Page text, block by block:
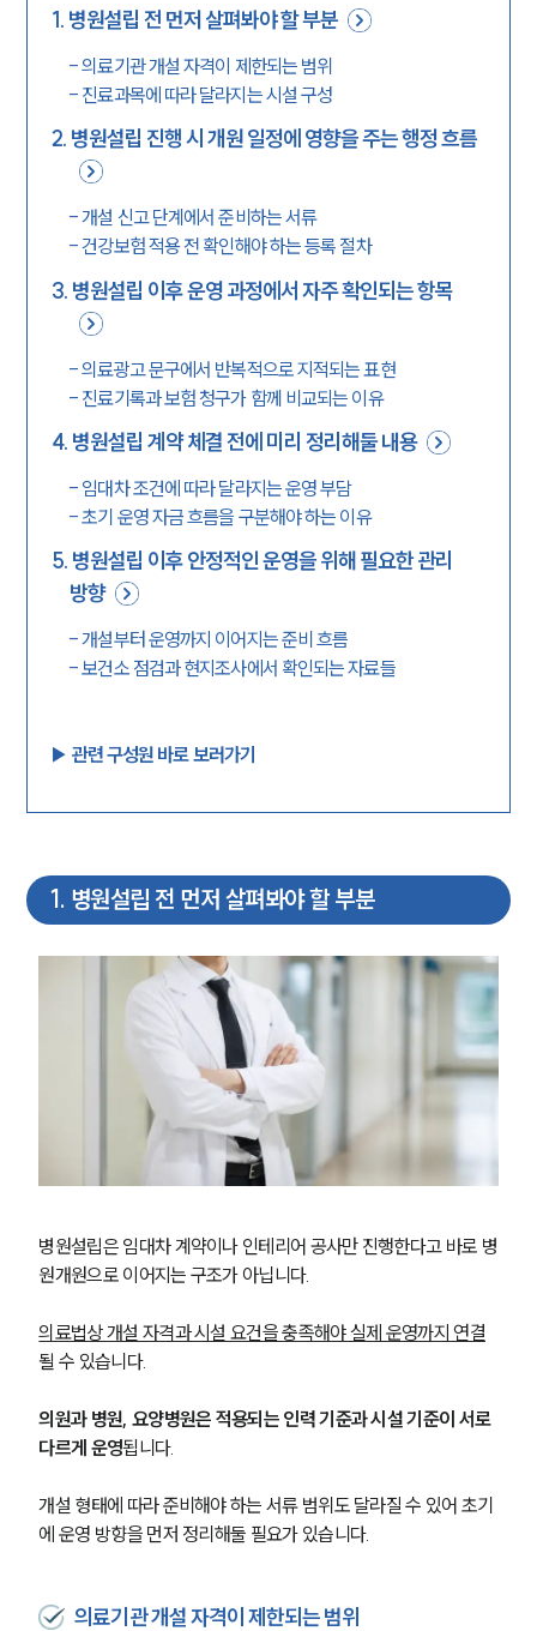
1. 병원설립 전 먼저 살펴봐야 할 부분
-의료기관 개설 자격이 제한되는 범위
- 진료과목에 따라 달라지는 시설 구성
2. 병원설립 진행 시 개원 일정에 영향을 주는 행정 흐름
-개설 신고 단계에서 준비하는 서류
-건강보험 적용 전 확인해야 하는 등록 절차
3. 병원설립 이후 운영 과정에서 자주 확인되는 항목
-의료광고 문구에서 반복적으로 지적되는 표현
- 진료기록과 보험 청구가 함께 비교되는 이유
4. 병원설립 계약 체결 전에 미리 정리해둘 내용
- 임대차 조건에 따라 달라지는 운영 부담
-초기 운영 자금 흐름을 구분해야 하는 이유
5. 병원설립 이후 안정적인 운영을 위해 필요한 관리
방향
-개설부터 운영까지 이어지는 준비 흐름
-보건소 점검과 현지조사에서 확인되는 자료들
▶︎ 관련 구성원 바로 보러가기
1 . 병원설립 전 먼저 살펴봐야 할 부분
병원설립은 임대차 계약이나 인테리어 공사만 진행한다고 바로 병
원개원으로 이어지는 구조가 아닙니다.
의료법상 개설 자격과 시설 요건을 충족해야 실제 운영까지 연결
될 수 있습니다.
의원과 병원, 요양병원은 적용되는 인력 기준과 시설 기준이 서로
다르게 운영됩니다.
개설 형태에 따라 준비해야 하는 서류 범위도 달라질 수 있어 초기
에 운영 방향을 먼저 정리해둘 필요가 있습니다.
의료기관 개설 자격이 제한되는 범위